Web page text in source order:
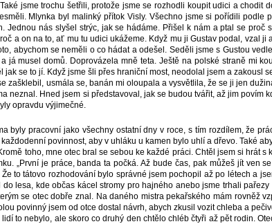
jsme trochu šetřili, protože jsme se rozhodli koupit udici a chodit
Mlynka byl malinký přítok Visly. Všechno jsme si pořídili podle
Jednou nás slyšel strýc, jak se hádáme. Přišel k nám a ptal se proč
a on na to, ať mu tu udici ukážeme. Když mu ji Gustav podal, vzal ji
abychom se neměli o co hádat a odešel. Seděli jsme s Gustou
já musel domů. Doprovázela mně teta. Ještě na polské straně mi
jak se to jí. Když jsme šli přes hraniční most, neodolal jsem a zakousl
zašklebil, usmála se, banán mi oloupala a vysvětlila, že se ji jen
neznal. Hned jsem si představoval, jak se budou tvářit, až jim povím
opravdu výjimečné.
byly pracovní jako všechny ostatní dny v roce, s tím rozdílem, že
povinnost, aby v uhláku u kamen bylo uhlí a dřevo. Také
toho, mne otec bral se sebou ke každé práci. Chtěl jsem si hrát s
„První je práce, banda ta počká. Až bude čas, pak můžeš jít ven
to tátovo rozhodování bylo správné jsem pochopil až po létech a
do lesa, kde občas kácel stromy pro hajného anebo jsme trhali
se otec dobře znal. Na daného mistra pekařského mám rovněž
povinný jsem od otce dostal návrh, abych zkusil vozit chleba a
to nebylo, ale skoro co druhý den chtělo chléb čtyři až pět rodin.